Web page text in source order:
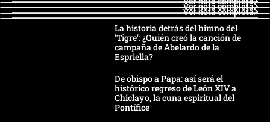
Ver nota completa
Ver nota completa
La historia detrás del himno del
'Tigre': ¿Quién creó la canción de
campaña de Abelardo de la
Espriella?
De obispo a Papa: así será el
histórico regreso de León XIV a
Chiclayo, la cuna espiritual del
Pontífice